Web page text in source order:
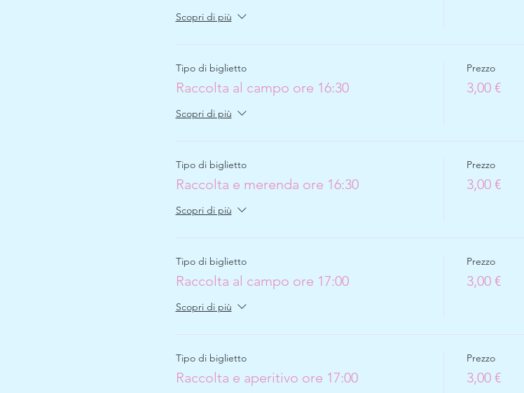
Scopri di più
Tipo di biglietto
Raccolta al campo ore 16:30
Scopri di più
Prezzo
3,00 €
Tipo di biglietto
Raccolta e merenda ore 16:30
Scopri di più
Prezzo
3,00 €
Tipo di biglietto
Raccolta al campo ore 17:00
Scopri di più
Prezzo
3,00 €
Tipo di biglietto
Raccolta e aperitivo ore 17:00
Prezzo
3,00 €